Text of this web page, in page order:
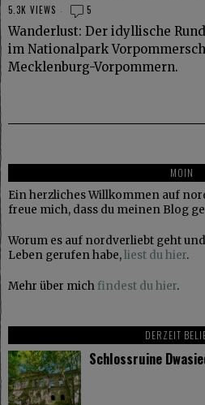
5.3K VIEWS 5
Wanderlust: Der idyllische
im Nationalpark
Mecklenburg-Vorpommern.
MOIN
Ein herzliches Willkommen auf
freue mich, dass du meinen Blog
Worum es auf nordverliebt geht
Leben gerufen habe,liest du hier.
Mehr über michfindest du hier.
DERZEIT
Schlossruine